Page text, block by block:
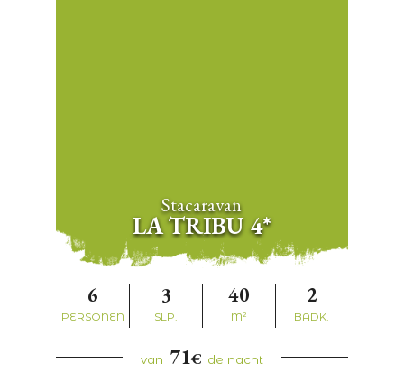
Stacaravan
LA TRIBU 4*
6
PERSONEN
3
SLP.
40
M²
2
BADK.
van 71€ de nacht